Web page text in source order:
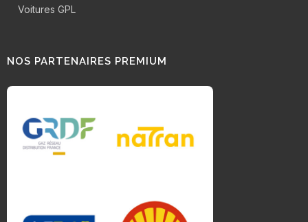
Voitures GPL
NOS PARTENAIRES PREMIUM